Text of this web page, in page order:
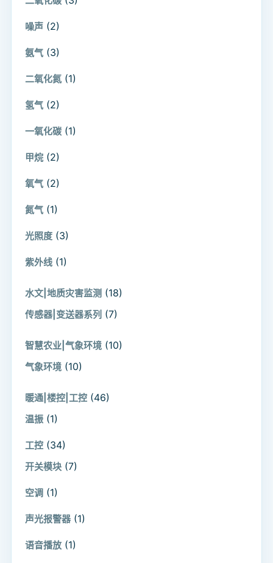
噪声 (2)
氨气 (3)
二氧化氮 (1)
氢气 (2)
一氧化碳 (1)
甲烷 (2)
氧气 (2)
氮气 (1)
光照度 (3)
紫外线 (1)
水文|地质灾害监测 (18)
传感器|变送器系列 (7)
智慧农业|气象环境 (10)
气象环境 (10)
暖通|楼控|工控 (46)
温振 (1)
工控 (34)
开关模块 (7)
空调 (1)
声光报警器 (1)
语音播放 (1)